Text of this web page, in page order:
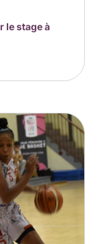
le stage à